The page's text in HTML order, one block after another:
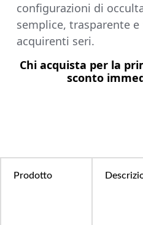
configurazioni di
semplice, trasparente
acquirenti seri.
Chi acquista per la
sconto
Prodotto